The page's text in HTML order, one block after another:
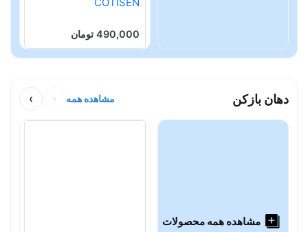
490,000 تومان
دهان بازکن مشاهده همه ‹
›
مشاهده همه محصولات